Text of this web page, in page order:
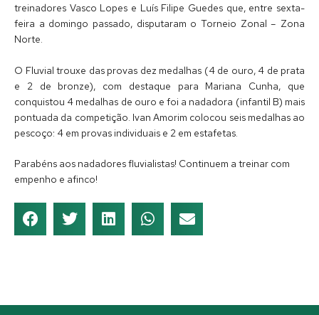
treinadores Vasco Lopes e Luís Filipe Guedes que, entre sexta-
feira a domingo passado, disputaram o Torneio Zonal – Zona
Norte.
O Fluvial trouxe das provas dez medalhas (4 de ouro, 4 de prata
e 2 de bronze), com destaque para Mariana Cunha, que
conquistou 4 medalhas de ouro e foi a nadadora (infantil B) mais
pontuada da competição. Ivan Amorim colocou seis medalhas ao
pescoço: 4 em provas individuais e 2 em estafetas.
Parabéns aos nadadores fluvialistas! Continuem a treinar com
empenho e afinco!